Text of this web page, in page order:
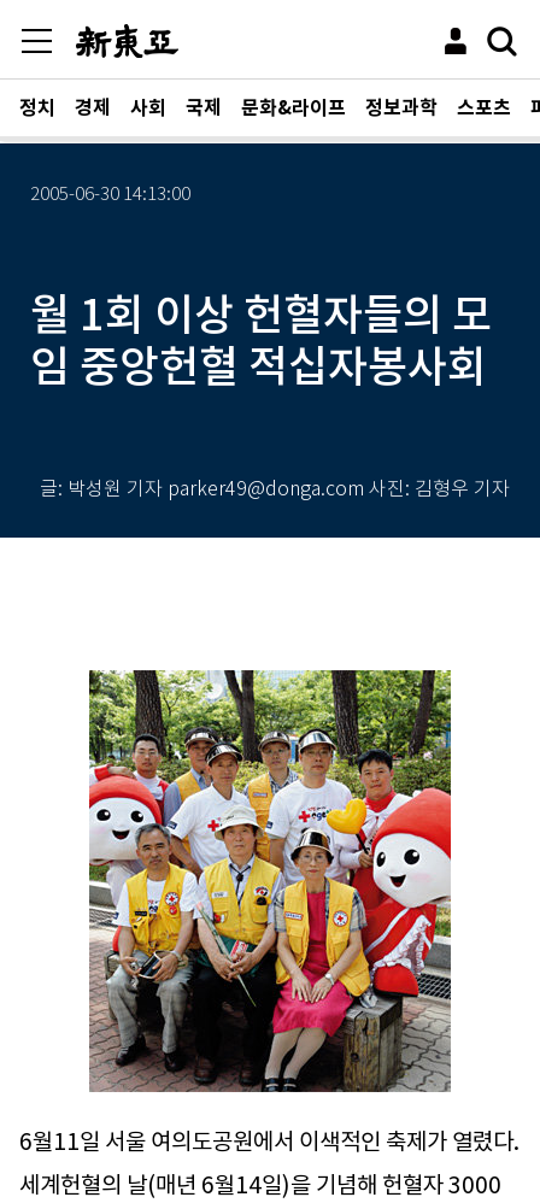
정치 경제 사회 국제 문화&라이프 정보과학 스포츠
2005-06-30 14:13:00
월 1회 이상 헌혈자들의 모
임 중앙헌혈 적십자봉사회
글: 박성원 기자 parker49@donga.com 사진: 김형우 기자
6월11일 서울 여의도공원에서 이색적인 축제가 열렸다.
세계헌혈의 날(매년 6월14일)을 기념해 헌혈자 3000